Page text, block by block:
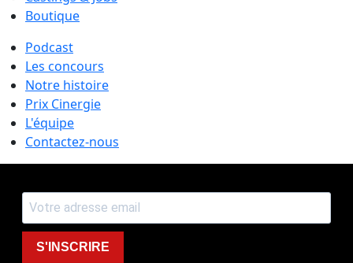
Boutique
Podcast
Les concours
Notre histoire
Prix Cinergie
L'équipe
Contactez-nous
S'INSCRIRE